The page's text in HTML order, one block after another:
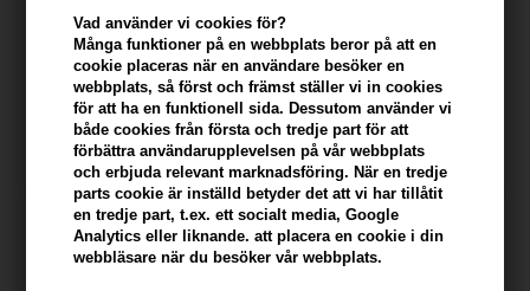
Vad använder vi cookies för?
Många funktioner på en webbplats beror på att en
cookie placeras när en användare besöker en
webbplats, så först och främst ställer vi in ​​cookies
för att ha en funktionell sida. Dessutom använder vi
både cookies från första och tredje part för att
förbättra användarupplevelsen på vår webbplats
och erbjuda relevant marknadsföring. När en tredje
parts cookie är inställd betyder det att vi har tillåtit
en tredje part, t.ex. ett socialt media, Google
Analytics eller liknande. att placera en cookie i din
webbläsare när du besöker vår webbplats.
Mühle rakset Rytmo, Ash,
med DE-skrapa, rakborste
och hållare
939,00 SEK
Mühle Rakset Traditionellt
med R89 DE-skrapa,
Rakborste och hållare
1.881,00 SEK